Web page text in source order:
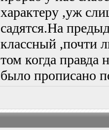
характеру ,уж
садятся.На
классный ,почти
том когда правда
было прописано